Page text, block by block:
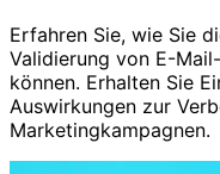
Erfahren Sie, wie Sie
Validierung von E-
können. Erhalten Sie
Auswirkungen zur
Marketingkampagnen.